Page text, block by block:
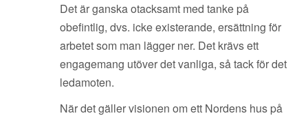
Det är ganska otacksamt med tanke på
obefintlig, dvs. icke existerande, ersättning för
arbetet som man lägger ner. Det krävs ett
engagemang utöver det vanliga, så tack för det
ledamoten.
När det gäller visionen om ett Nordens hus på